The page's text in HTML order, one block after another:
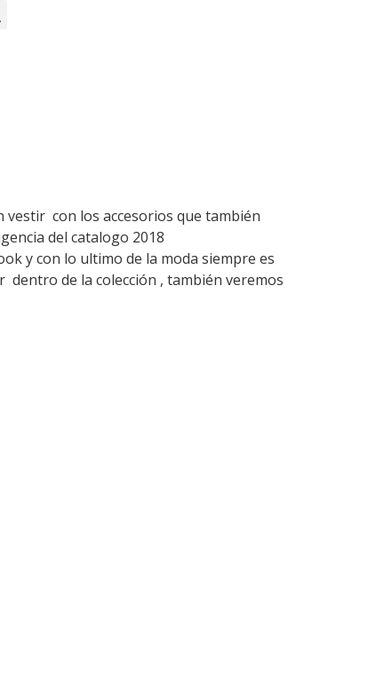
con los accesorios que también
del catalogo 2018
y con lo ultimo de la moda siempre es
dentro de la colección , también veremos